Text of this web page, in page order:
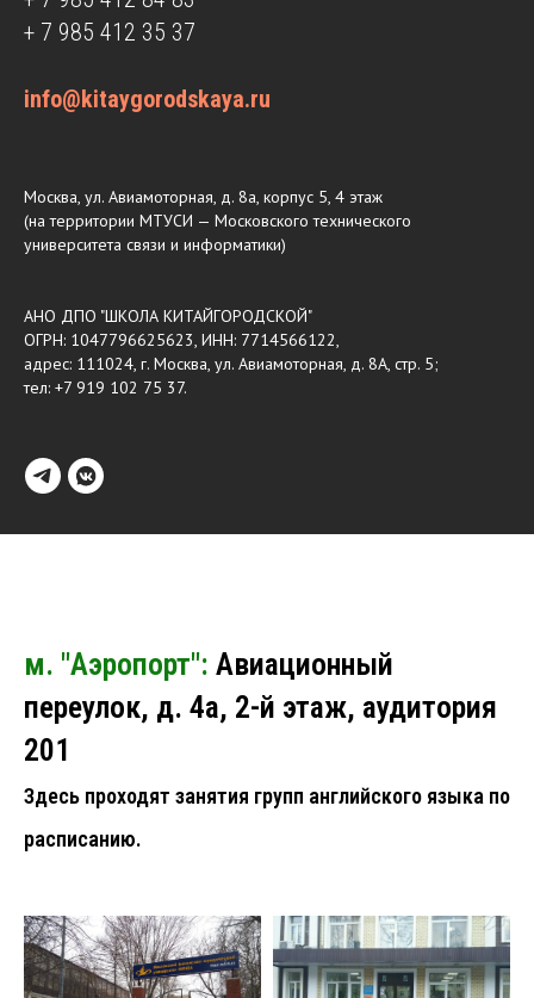
+ 7 985 412 35 37
info@kitaygorodskaya.ru
Москва, ул. Авиамоторная, д. 8а, корпус 5, 4 этаж
(на территории МТУСИ — Московского технического
университета связи и информатики)
АНО ДПО "ШКОЛА КИТАЙГОРОДСКОЙ"
ОГРН: 1047796625623, ИНН: 7714566122,
адрес: 111024, г. Москва, ул. Авиамоторная, д. 8А, стр. 5;
тел: +7 919 102 75 37.
м. "Аэропорт": Авиационный
переулок, д. 4а, 2-й этаж, аудитория
201
Здесь проходят занятия групп английского языка по
расписанию.